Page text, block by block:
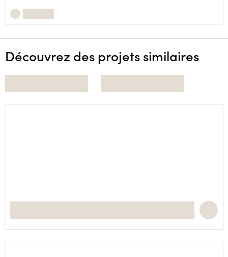
Découvrez des projets similaires